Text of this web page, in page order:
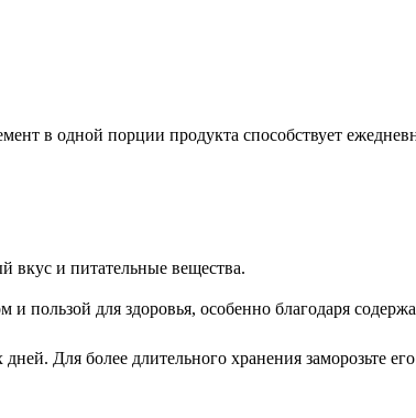
в одной порции продукта способствует
вкус и питательные вещества.
пользой для здоровья, особенно благодаря
Для более длительного хранения заморозьте